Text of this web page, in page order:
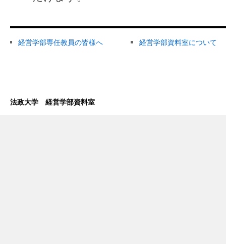
経営学部専任教員の皆様へ 経営学部資料室について
法政大学 経営学部資料室